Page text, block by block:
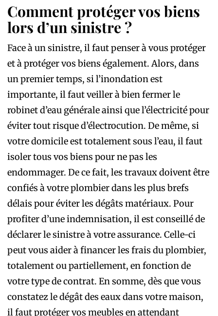
Comment protéger vos biens
lors d’un sinistre ?
Face à un sinistre, il faut penser à vous protéger
et à protéger vos biens également. Alors, dans
un premier temps, si l’inondation est
importante, il faut veiller à bien fermer le
robinet d’eau générale ainsi que l’électricité pour
éviter tout risque d’électrocution. De même, si
votre domicile est totalement sous l’eau, il faut
isoler tous vos biens pour ne pas les
endommager. De ce fait, les travaux doivent être
confiés à votre plombier dans les plus brefs
délais pour éviter les dégâts matériaux. Pour
profiter d’une indemnisation, il est conseillé de
déclarer le sinistre à votre assurance. Celle-ci
peut vous aider à financer les frais du plombier,
totalement ou partiellement, en fonction de
votre type de contrat. En somme, dès que vous
constatez le dégât des eaux dans votre maison,
il faut protéger vos meubles en attendant